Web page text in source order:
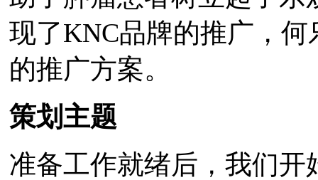
现了KNC品牌的推广，
的推广方案。
策划主题
准备工作就绪后，我们